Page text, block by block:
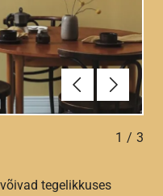
Eelmine
1 / 3
tegelikkuses